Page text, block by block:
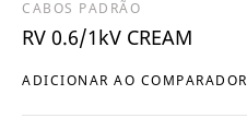
ADICIONAR AO COMPARADOR
CABOS PADRÃO
RV 0.6/1kV CREAM